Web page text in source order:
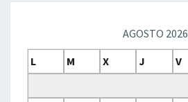
AGOSTO 2026
L
M X J V